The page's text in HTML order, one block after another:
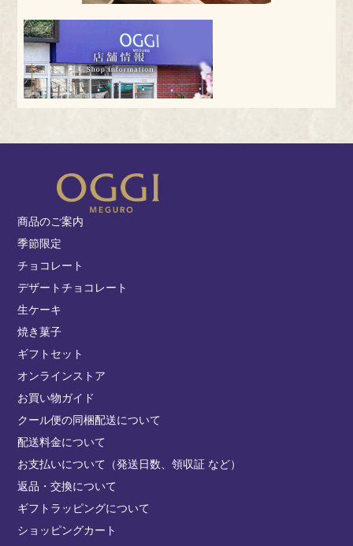
商品のご案内
季節限定
チョコレート
デザートチョコレート
生ケーキ
焼き菓子
ギフトセット
オンラインストア
お買い物ガイド
クール便の同梱配送について
配送料金について
お支払いについて（発送日数、領収証 など）
返品・交換について
ギフトラッピングについて
ショッピングカート